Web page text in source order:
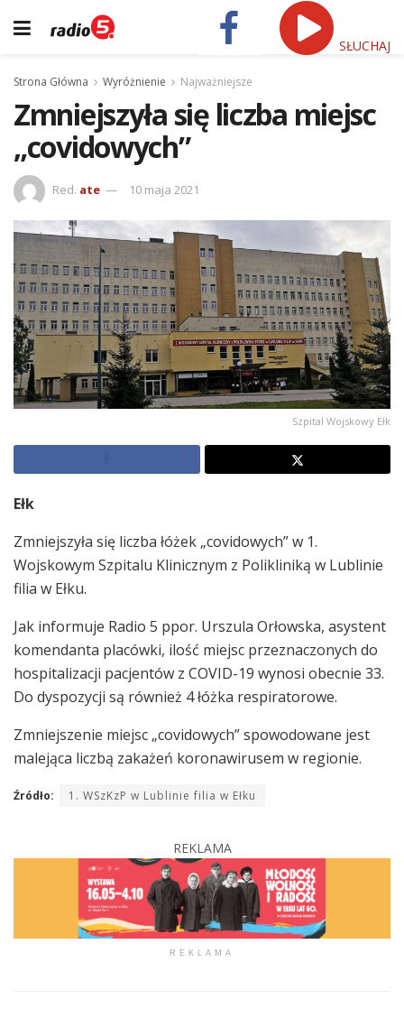
SŁUCHAJ
Strona Główna Wyróżnienie Najważniejsze
Zmniejszyła się liczba miejsc
„covidowych”
Red. ate 10 maja 2021
Szpital Wojskowy Ełk
Ełk
Zmniejszyła się liczba łóżek „covidowych” w 1.
Wojskowym Szpitalu Klinicznym z Polikliniką w Lublinie
filia w Ełku.
Jak informuje Radio 5 ppor. Urszula Orłowska, asystent
komendanta placówki, ilość miejsc przeznaczonych do
hospitalizacji pacjentów z COVID-19 wynosi obecnie 33.
Do dyspozycji są również 4 łóżka respiratorowe.
Zmniejszenie miejsc „covidowych” spowodowane jest
malejąca liczbą zakażeń koronawirusem w regionie.
Źródło: 1. WSzKzP w Lublinie filia w Ełku
REKLAMA
REKLAMA